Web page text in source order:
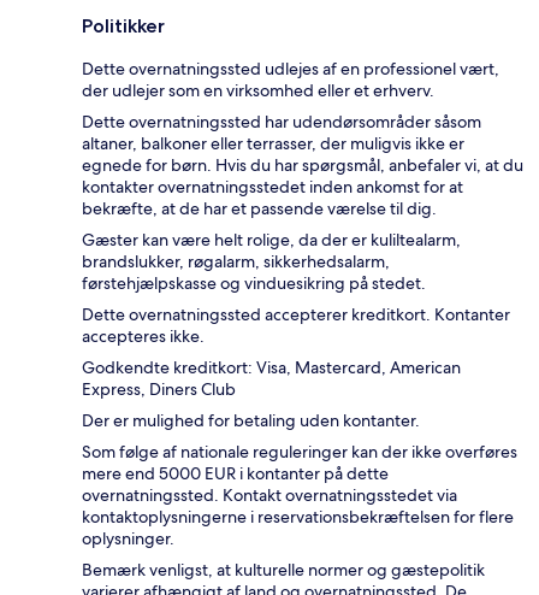
Politikker
Dette overnatningssted udlejes af en professionel vært,
der udlejer som en virksomhed eller et erhverv.
Dette overnatningssted har udendørsområder såsom
altaner, balkoner eller terrasser, der muligvis ikke er
egnede for børn. Hvis du har spørgsmål, anbefaler vi, at du
kontakter overnatningsstedet inden ankomst for at
bekræfte, at de har et passende værelse til dig.
Gæster kan være helt rolige, da der er kuliltealarm,
brandslukker, røgalarm, sikkerhedsalarm,
førstehjælpskasse og vinduesikring på stedet.
Dette overnatningssted accepterer kreditkort. Kontanter
accepteres ikke.
Godkendte kreditkort: Visa, Mastercard, American
Express, Diners Club
Der er mulighed for betaling uden kontanter.
Som følge af nationale reguleringer kan der ikke overføres
mere end 5000 EUR i kontanter på dette
overnatningssted. Kontakt overnatningsstedet via
kontaktoplysningerne i reservationsbekræftelsen for flere
oplysninger.
Bemærk venligst, at kulturelle normer og gæstepolitik